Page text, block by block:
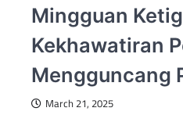
Mingguan
Kekhawatiran
Mengguncang
March 21, 2025